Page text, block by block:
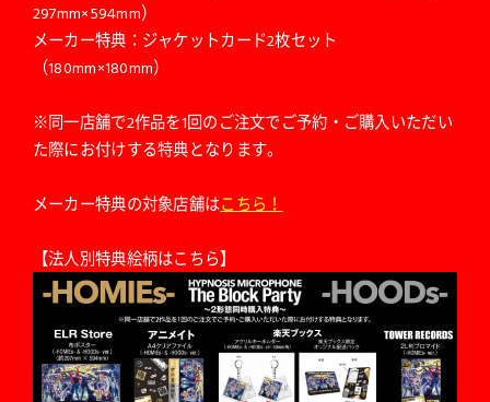
297mm×594mm）
メーカー特典：ジャケットカード2枚セット
（180mm×180mm）
※同一店舗で2作品を1回のご注文でご予約・ご購入いただい
た際にお付けする特典となります。
メーカー特典の対象店舗はこちら！
【法人別特典絵柄はこちら】